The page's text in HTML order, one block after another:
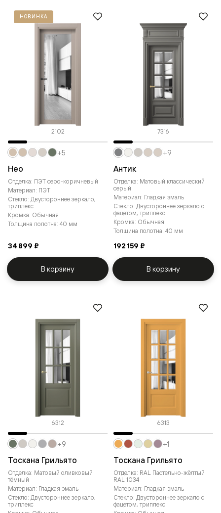
НОВИНКА
2102
Нео
Отделка: ПЭТ серо-коричневый
Материал: ПЭТ
Стекло: Двустороннее зеркало,
триплекс
Кромка: Обычная
Толщина полотна: 40 мм
34 899 ₽
+5
В корзину
7316
Антик
Отделка: Матовый классический
серый
Материал: Гладкая эмаль
Стекло: Двустороннее зеркало с
фацетом, триплекс
Кромка: Обычная
Толщина полотна: 40 мм
192 159 ₽
+9
В корзину
6312
Тоскана Грильято
Отделка: Матовый оливковый
тёмный
Материал: Гладкая эмаль
Стекло: Двустороннее зеркало,
триплекс
+9
6313
Тоскана Грильято
Отделка: RAL Пастельно-жёлтый
RAL 1034
Материал: Гладкая эмаль
Стекло: Двустороннее зеркало с
фацетом, триплекс
+1